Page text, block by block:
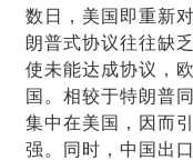
数日，美国即重新
朗普式协议往往缺
使未能达成协议，
国。相较于特朗普
集中在美国，因而
强。同时，中国出